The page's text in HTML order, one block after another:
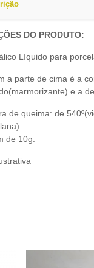
DO PRODUTO:
Líquido para
a parte de cima é a
e a
de queima: de
de 10g.